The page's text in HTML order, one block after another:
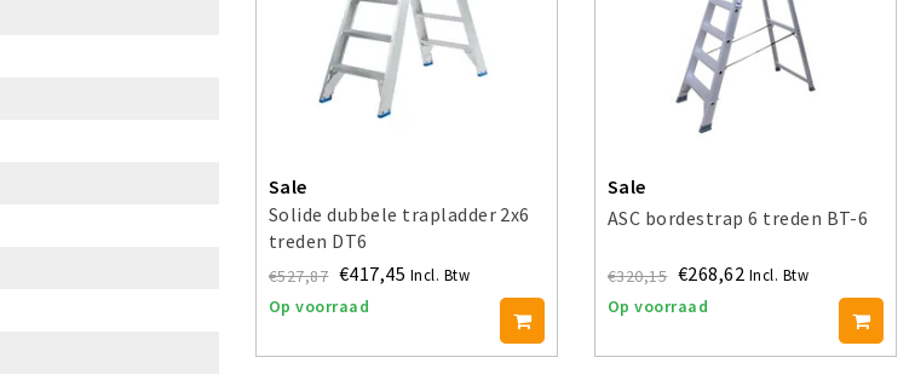
Sale
Solide dubbele trapladder 2x6
treden DT6
€527,87 €417,45 Incl. Btw
Op voorraad
Sale
ASC bordestrap 6 treden BT-6
€320,15 €268,62 Incl. Btw
Op voorraad